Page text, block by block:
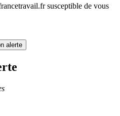
susceptible de vous
alerte